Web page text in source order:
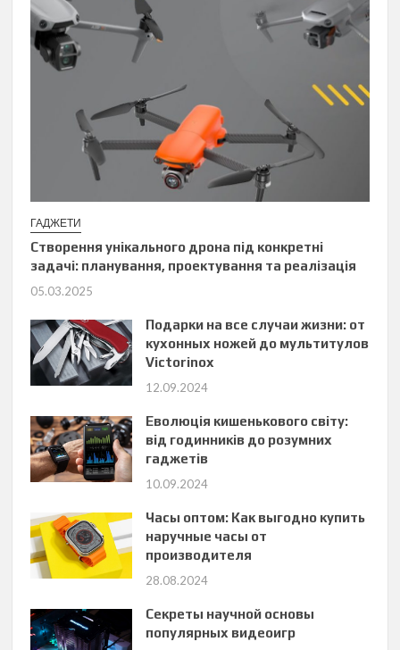
ГАДЖЕТИ
Створення унікального дрона під конкретні
задачі: планування, проектування та реалізація
05.03.2025
Подарки на все случаи жизни: от
кухонных ножей до мультитулов
Victorinox
12.09.2024
Еволюція кишенькового світу:
від годинників до розумних
гаджетів
10.09.2024
Часы оптом: Как выгодно купить
наручные часы от
производителя
28.08.2024
Секреты научной основы
популярных видеоигр